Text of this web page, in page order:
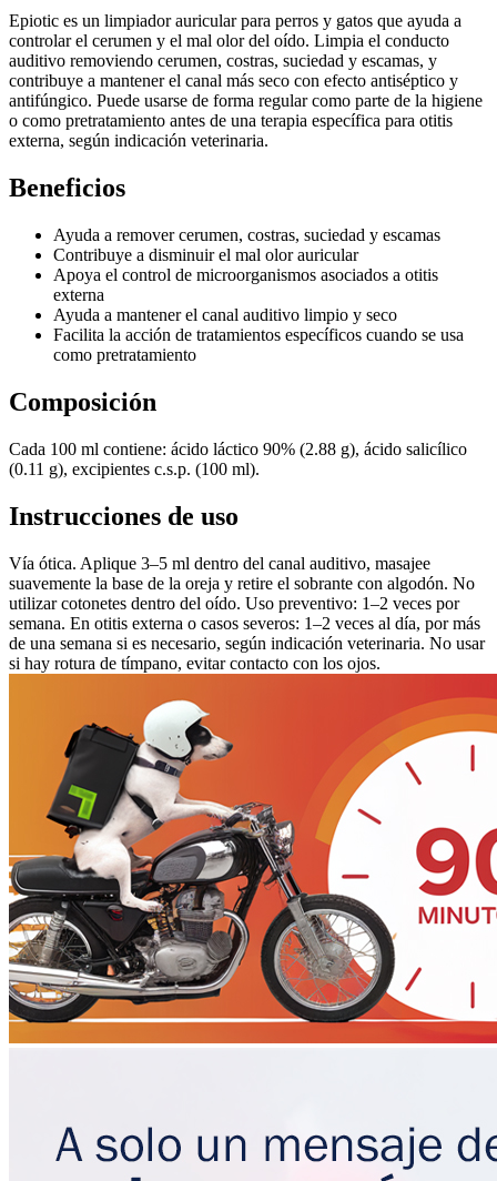
Epiotic es un limpiador auricular para perros y gatos que ayuda a
controlar el cerumen y el mal olor del oído. Limpia el conducto
auditivo removiendo cerumen, costras, suciedad y escamas, y
contribuye a mantener el canal más seco con efecto antiséptico y
antifúngico. Puede usarse de forma regular como parte de la higiene
o como pretratamiento antes de una terapia específica para otitis
externa, según indicación veterinaria.
Beneficios
Ayuda a remover cerumen, costras, suciedad y escamas
Contribuye a disminuir el mal olor auricular
Apoya el control de microorganismos asociados a otitis
externa
Ayuda a mantener el canal auditivo limpio y seco
Facilita la acción de tratamientos específicos cuando se usa
como pretratamiento
Composición
Cada 100 ml contiene: ácido láctico 90% (2.88 g), ácido salicílico
(0.11 g), excipientes c.s.p. (100 ml).
Instrucciones de uso
Vía ótica. Aplique 3–5 ml dentro del canal auditivo, masajee
suavemente la base de la oreja y retire el sobrante con algodón. No
utilizar cotonetes dentro del oído. Uso preventivo: 1–2 veces por
semana. En otitis externa o casos severos: 1–2 veces al día, por más
de una semana si es necesario, según indicación veterinaria. No usar
si hay rotura de tímpano, evitar contacto con los ojos.